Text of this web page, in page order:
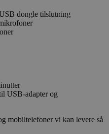
dongle tilslutning
USB-adapter og
mobiltelefoner vi kan levere så